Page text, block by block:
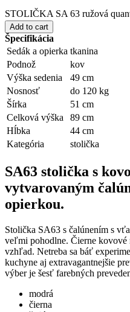
STOLIČKA SA 63 ružová
Add to cart
Špecifikácia
Sedák a opierka tkanina
Podnož
kov
Výška sedenia
49 cm
Nosnosť
do 120 kg
Šírka
51 cm
Celková výška
89 cm
Hĺbka
44 cm
Kategória
stolička
SA63 stolička s
vytvarovaným
opierkou.
Stolička SA63 s čalúnením s
veľmi pohodlne. Čierne kovové
vzhľad. Netreba sa báť
kuchyne aj extravagantnejšie
výber je šesť farebných
modrá
čierna